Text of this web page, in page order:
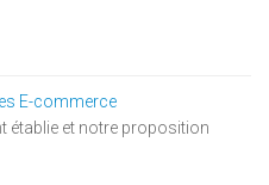
E-commerce
établie et notre proposition